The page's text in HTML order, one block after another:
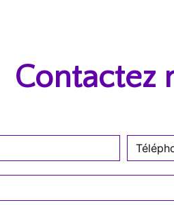
Contactez